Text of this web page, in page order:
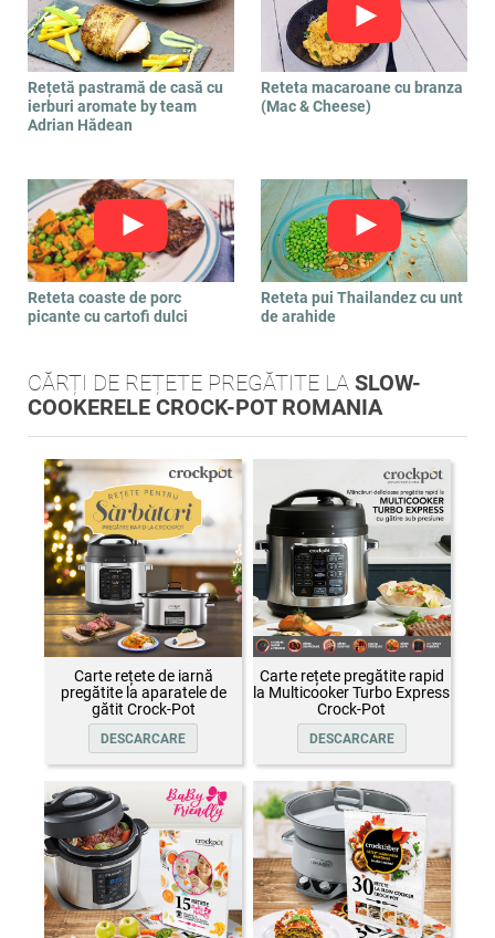
Rețetă pastramă de casă cu
ierburi aromate by team
Adrian Hădean
Reteta macaroane cu branza
(Mac & Cheese)
Reteta coaste de porc
picante cu cartofi dulci
Reteta pui Thailandez cu unt
de arahide
CĂRȚI DE REȚETE PREGĂTITE LASLOW-
COOKERELE CROCK-POT ROMANIA
Carte rețete de iarnă
pregătite la aparatele de
gătit Crock-Pot
DESCARCARE
Carte rețete pregătite rapid
la Multicooker Turbo Express
Crock-Pot
DESCARCARE